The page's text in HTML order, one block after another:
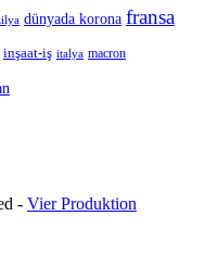
dünyada korona fransa
inşaat-iş italya macron
- Vier Produktion